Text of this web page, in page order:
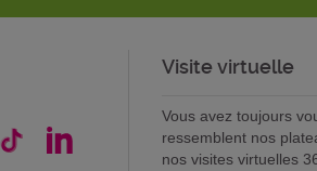
Visite virtuelle
Vous avez toujours
ressemblent nos
nos visites virtuelles